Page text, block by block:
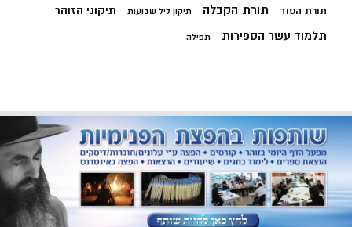
תורת הסוד תורת הקבלה תיקון ליל שבועות תיקוני הזוהר
תלמוד עשר הספירות תפילה